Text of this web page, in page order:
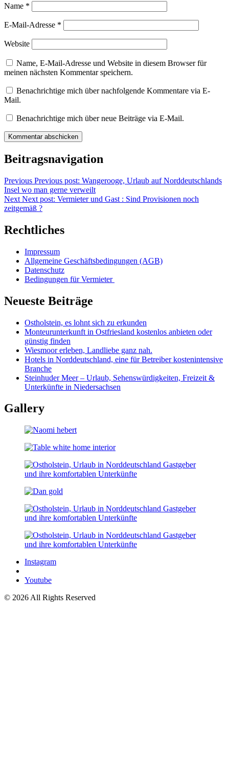
Name *
E-Mail-Adresse *
Website
Name, E-Mail-Adresse und Website in diesem Browser für
meinen nächsten Kommentar speichern.
Benachrichtige mich über nachfolgende Kommentare via E-
Mail.
Benachrichtige mich über neue Beiträge via E-Mail.
Beitragsnavigation
Previous Previous post: Wangerooge, Urlaub auf Norddeutschlands
Insel wo man gerne verweilt
Next Next post: Vermieter und Gast : Sind Provisionen noch
zeitgemäß ?
Rechtliches
Impressum
Allgemeine Geschäftsbedingungen (AGB)
Datenschutz
Bedingungen für Vermieter
Neueste Beiträge
Ostholstein, es lohnt sich zu erkunden
Monteurunterkunft in Ostfriesland kostenlos anbieten oder
günstig finden
Wiesmoor erleben, Landliebe ganz nah.
Hotels in Norddeutschland, eine für Betreiber kostenintensive
Branche
Steinhuder Meer – Urlaub, Sehenswürdigkeiten, Freizeit &
Unterkünfte in Niedersachsen
Gallery
Instagram
Youtube
© 2026 All Rights Reserved